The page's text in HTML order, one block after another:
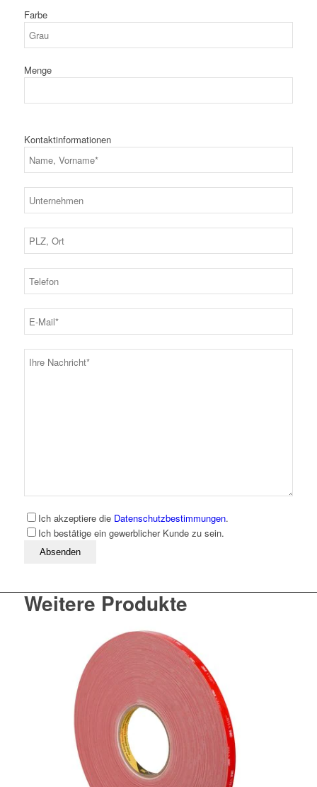
Farbe
Menge
Kontaktinformationen
Ich akzeptiere die Datenschutzbestimmungen.
Ich bestätige ein gewerblicher Kunde zu sein.
Bitte lassen Sie dieses Feld leer
Weitere Produkte